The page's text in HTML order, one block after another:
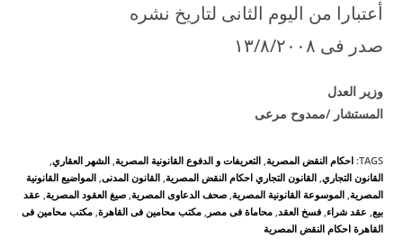
أعتبارا من اليوم الثانى لتاريخ نشره
صدر فى ۱۳/۸/۲۰۰۸
وزير العدل
المستشار /ممدوح مرعى
TAGS
:احكام النقض المصرية, التعريفات و الدفوع القانونية المصرية, الشهر العقاري,
القانون التجاري, القانون التجاري احكام النقض المصرية, القانون المدنى, المواضيع القانونية
المصرية, الموسوعة القانونية المصرية, صحف الدعاوى المصرية, صيغ العقود المصرية, عقد
بيع, عقد شراء, فسخ العقد, محاماة فى مصر , مكتب محامين فى القاهرة, مكتب محامين فى
القاهرة احكام النقض المصرية